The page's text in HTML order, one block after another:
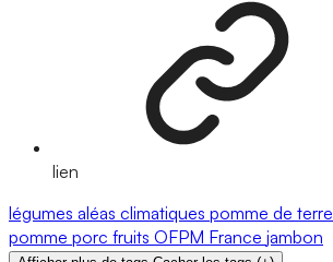
lien
légumes aléas climatiques pomme de terre
pomme porc fruits OFPM France jambon